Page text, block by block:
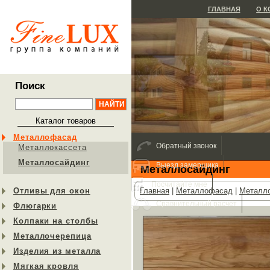
Поиск
Каталог товаров
Металлофасад
Металлокассета
Металлосайдинг
Отливы для окон
Флюгарки
Колпаки на столбы
Металлочерепица
Изделия из металла
Мягкая кровля
ГЛАВНАЯ О
Металлосайдинг
Главная Металлофасад
Обратный звонок
Выезд замерщика
Посчитайте мне
Сравнительный расчет